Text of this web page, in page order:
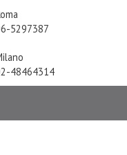
5297387
48464314